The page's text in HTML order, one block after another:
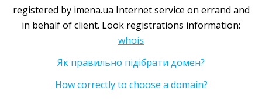
registered by imena.ua Internet service on errand and
in behalf of client. Look registrations information:
whois
Як правильно підібрати домен?
How correctly to choose a domain?